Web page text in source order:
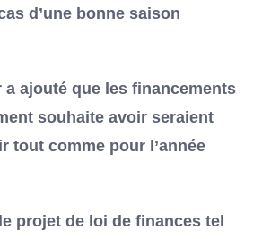
d’une bonne saison
a ajouté que les financements
souhaite avoir seraient
tout comme pour l’année
projet de loi de finances tel